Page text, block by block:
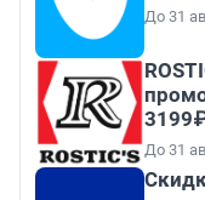
До 31
До 31